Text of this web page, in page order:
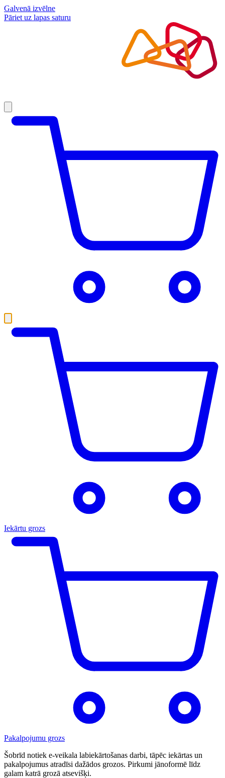
Galvenā izvēlne
Pāriet uz lapas saturu
Iekārtu grozs
Pakalpojumu grozs
Šobrīd notiek e-veikala labiekārtošanas darbi, tāpēc iekārtas un
pakalpojumus atradīsi dažādos grozos. Pirkumi jānoformē līdz
galam katrā grozā atsevišķi.